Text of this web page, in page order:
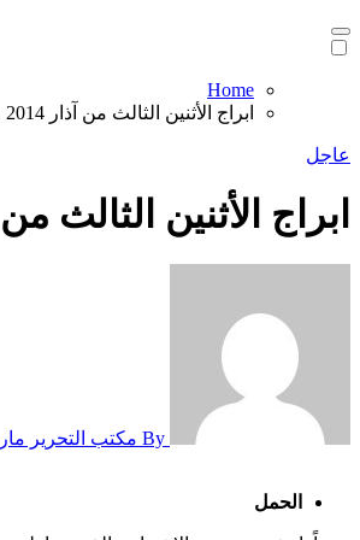
Home
ابراج الأثنين الثالث من آذار 2014 مع ليلى المقداد من محطات نيوز
عاجل
ابراج الأثنين الثالث من آذار 2014 مع ليلى المقداد من
مارس
الحمل